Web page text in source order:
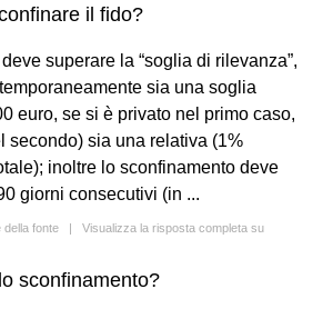
il fido?
superare la “soglia di rilevanza”,
sia una soglia
euro, se si è privato nel primo caso,
secondo) sia una relativa (1%
inoltre lo sconfinamento deve
giorni consecutivi (in ...
della fonte | Visualizza la risposta completa su
sconfinamento?